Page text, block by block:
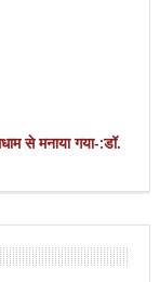
से मनाया गया-:डॉ.